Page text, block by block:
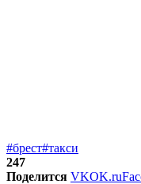
#брест#такси
247
Поделится VKOK.ru